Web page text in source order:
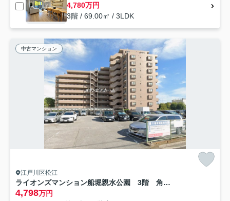
4,780万円
3階 / 69.00㎡ / 3LDK
中古マンション
江戸川区松江
ライオンズマンション船堀親水公園 3階 角 部屋 リ ノベーション
4,798万円